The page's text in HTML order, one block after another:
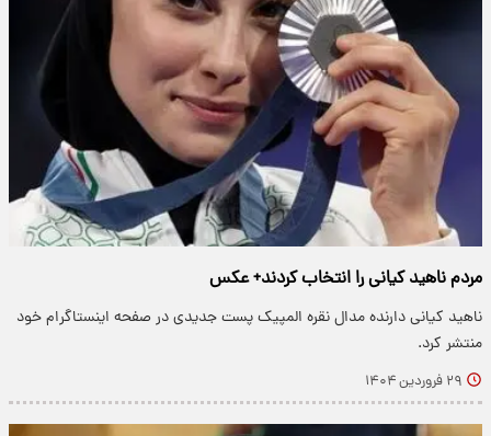
مردم ناهید کیانی را انتخاب کردند+ عکس
ناهید کیانی دارنده مدال نقره المپیک پست جدیدی در صفحه اینستاگرام خود
منتشر کرد.
۲۹ فروردین ۱۴۰۴